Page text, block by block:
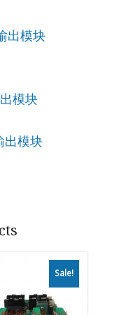
出模块
模块
出模块
Sale!